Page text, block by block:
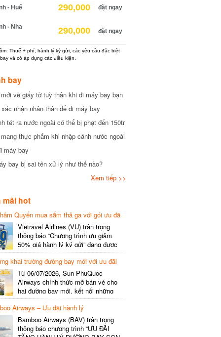
- Huế 290,000 đặt ngay
- Nha
290,000 đặt ngay
Thuế + phí, hành lý ký gửi, các yêu cầu đặc biệt
và có áp dụng các điều kiện.
bay
về giấy tờ tuỳ thân khi đi máy bay bạn
nhận nhân thân để đi máy bay
tét ra nước ngoài có thể bị phạt đến 150tr
thực phẩm khi nhập cảnh nước ngoài
bay
bay bị sai tên xử lý như thế nào?
Xem tiếp >>
hot
Quyến mua sắm thả ga với gói ưu đã
gói cước
Vietravel Airlines (VU) trân trọng
thông báo “Chương trình ưu giảm
50% giá hành lý ký gửi” đang được
triển khai cho đường bay quốc tế mới
kết nối từ TP. Hồ Chí Minh
(SGN) đi Thâm Quyến – Trung Quốc
(SZX), chi tiết như sau: LỊCH BAY
CHI TIẾT Đường bay SHCB Giờ khởi
hành Giờ đến Tần suất…
khai trường đường bay mới với ưu đãi
Từ 06/07/2026, Sun PhuQuoc
Airways chính thức mở bán vé cho
hai đường bay mới, kết nối những
điểm đến giàu trải nghiệm, giúp hành
khách khám phá vẻ đẹp thiên nhiên
và văn hóa của miền Trung Việt Nam.
Thông tin đường bay mới Đường bay
Airways – Ưu đãi hành lý
Bamboo Airways (BAV) trân trọng
thông báo chương trình “ƯU ĐÃI